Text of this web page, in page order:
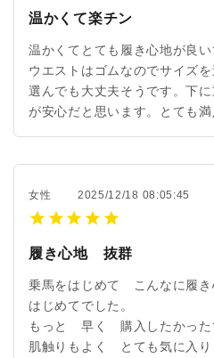
温かくて楽チン
温かくてとても履き心地が良い
ウエストはゴムなのでサイズ
選んでも大丈夫そうです。下
が安心だと思います。とても満
女性 2025/12/18 08:05:45
履き心地 抜群
乗馬をはじめて こんなに履
はじめてでした。
もっと 早く 購入したかった
肌触りもよく とても気に入り